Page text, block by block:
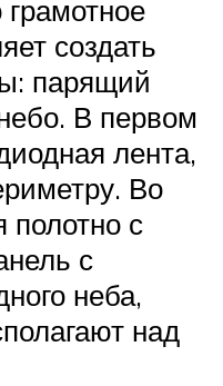
создать
парящий
В первом
лента,
Во
полотно с
с
неба,
над